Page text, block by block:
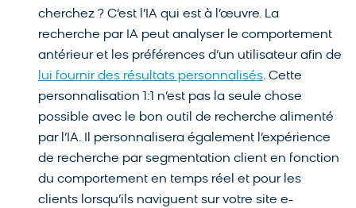
cherchez ? C’est l’IA qui est à l’œuvre. La
recherche par IA peut analyser le comportement
antérieur et les préférences d’un utilisateur afin de
lui fournir des résultats personnalisés. Cette
personnalisation 1:1 n’est pas la seule chose
possible avec le bon outil de recherche alimenté
par l’IA. Il personnalisera également l’expérience
de recherche par segmentation client en fonction
du comportement en temps réel et pour les
clients lorsqu’ils naviguent sur votre site e-